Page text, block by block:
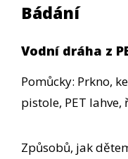
Bádání
Vodní dráha z
Pomůcky: Prkno,
pistole, PET lahve,
Způsobů, jak